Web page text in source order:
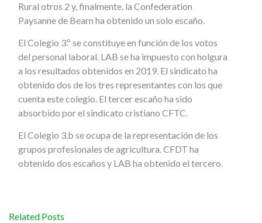
Rural otros 2 y, finalmente, la Confederation
Paysanne de Bearn ha obtenido un solo escaño.
El Colegio 3.º se constituye en función de los votos
del personal laboral. LAB se ha impuesto con holgura
a los resultados obtenidos en 2019. El sindicato ha
obtenido dos de los tres representantes con los que
cuenta este colegio. El tercer escaño ha sido
absorbido por el sindicato cristiano CFTC.
El Colegio 3.b se ocupa de la representación de los
grupos profesionales de agricultura. CFDT ha
obtenido dos escaños y LAB ha obtenido el tercero.
Related Posts